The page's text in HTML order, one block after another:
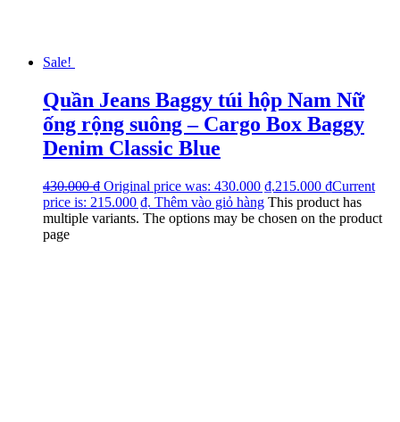
Sale!
Quần Jeans Baggy túi hộp Nam Nữ
ống rộng suông – Cargo Box Baggy
Denim Classic Blue
430.000₫ Original price was: 430.000 ₫.215.000 ₫Current
price is: 215.000 ₫. Thêm vào giỏ hàng This product has
multiple variants. The options may be chosen on the product
page